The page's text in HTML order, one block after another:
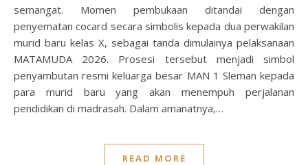
semangat. Momen pembukaan ditandai dengan
penyematan cocard secara simbolis kepada dua perwakilan
murid baru kelas X, sebagai tanda dimulainya pelaksanaan
MATAMUDA 2026. Prosesi tersebut menjadi simbol
penyambutan resmi keluarga besar MAN 1 Sleman kepada
para murid baru yang akan menempuh perjalanan
pendidikan di madrasah. Dalam amanatnya,…
READ MORE